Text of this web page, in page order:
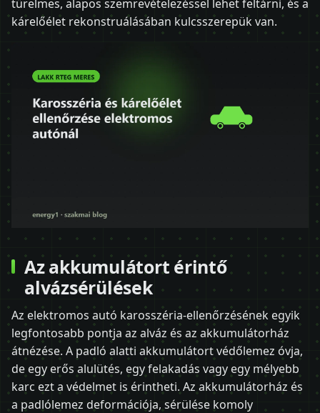
türelmes, alapos szemrevételezéssel lehet feltárni, és a
kárelőélet rekonstruálásában kulcsszerepük van.
Az akkumulátort érintő
alvázsérülések
Az elektromos autó karosszéria-ellenőrzésének egyik
legfontosabb pontja az alváz és az akkumulátorház
átnézése. A padló alatti akkumulátort védőlemez óvja,
de egy erős alulütés, egy felakadás vagy egy mélyebb
karc ezt a védelmet is érintheti. Az akkumulátorház és
a padlólemez deformációja, sérülése komoly